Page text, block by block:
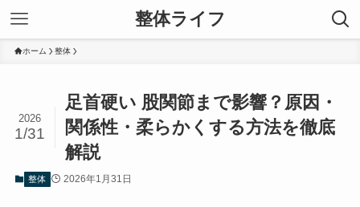
整体ライフ
ホーム 整体
足首硬い 股関節まで影響？原因・
関係性・柔らかくする方法を徹底
解説
2026
1/31
整体 2026年1月31日